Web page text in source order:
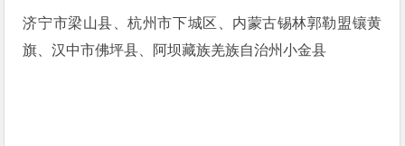
济宁市梁山县、杭州市下城区、内蒙古锡林郭勒盟镶黄
旗、汉中市佛坪县、阿坝藏族羌族自治州小金县